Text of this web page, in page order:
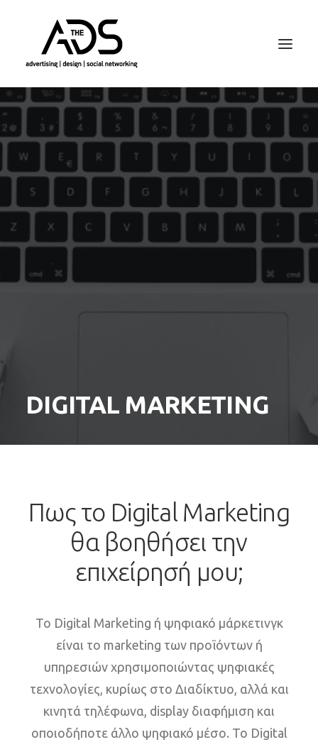
DIGITAL MARKETING
Πως το Digital Marketing
θα βοηθήσει την
επιχείρησή μου;
Το Digital Marketing ή ψηφιακό μάρκετινγκ
είναι το marketing των προϊόντων ή
υπηρεσιών χρησιμοποιώντας ψηφιακές
τεχνολογίες, κυρίως στο Διαδίκτυο, αλλά και
κινητά τηλέφωνα, display διαφήμιση και
οποιοδήποτε άλλο ψηφιακό μέσο. Το Digital